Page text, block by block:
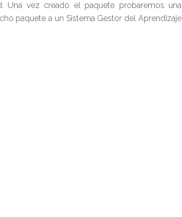
Una vez creado el paquete probaremos una
paquete a un Sistema Gestor del Aprendizaje